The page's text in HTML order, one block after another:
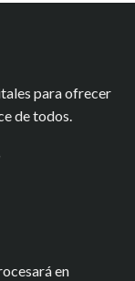
para ofrecer
de todos.
en